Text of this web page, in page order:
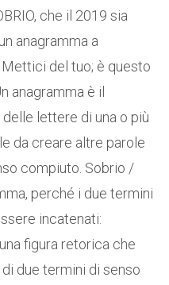
che il 2019 sia
anagramma a
del tuo; è questo
anagramma è il
lettere di una o più
da creare altre parole
compiuto. Sobrio /
perché i due termini
incatenati:
figura retorica che
due termini di senso